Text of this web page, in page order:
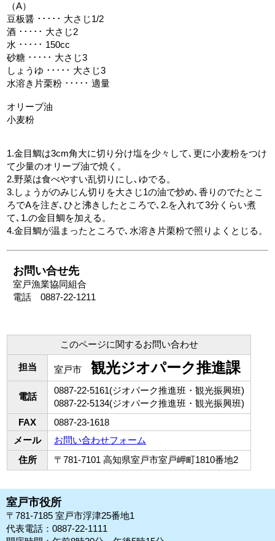
（A）
豆板醤 ･････ 大さじ1/2
酒 ･････ 大さじ2
水 ･････ 150cc
砂糖 ･････ 大さじ3
しょうゆ ･････ 大さじ3
水溶き片栗粉 ･････ 適量
オリーブ油
小麦粉
1.金目鯛は3cm角大に切り分け塩を少々して､更に小麦粉をつけ
て少量のオリーブ油で焼く。
2.野菜は食べやすい乱切りにし､ゆでる。
3.しょうがのみじん切りを大さじ1の油で炒め､香りのでたとこ
ろでAを注ぎ､ひと沸きしたところで､2.を入れて3分くらい煮
て､1.の金目鯛を加える。
4.金目鯛が温まったところで､水溶き片栗粉で照りよくとじる。
お問い合せ先
室戸漁業協同組合
電話 0887-22-1211
このページに関するお問い合わせ
担当 室戸市観光ジオパーク推進課
電話
0887-22-5161(ジオパーク推進班・観光振興班)
0887-22-5134(ジオパーク推進班・観光振興班)
FAX
0887-23-1618
メール
お問い合わせフォーム
住所
〒781-7101 高知県室戸市室戸岬町1810番地2
室戸市役所
〒781-7185 室戸市浮津25番地1
代表電話：0887-22-1111